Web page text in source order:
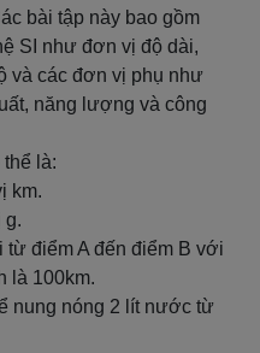
bài tập này bao gồm
SI như đơn vị độ dài,
và các đơn vị phụ như
năng lượng và công
thể là:
km.
g.
điểm A đến điểm B với
là 100km.
nung nóng 2 lít nước từ